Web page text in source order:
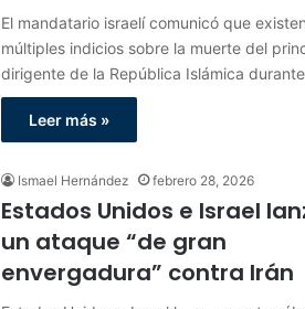
El mandatario israelí comunicó que existen
múltiples indicios sobre la muerte del
dirigente de la República Islámica
Leer más »
Ismael Hernández febrero 28, 2026
Estados Unidos e Israel
un ataque “de gran
envergadura” contra Irán